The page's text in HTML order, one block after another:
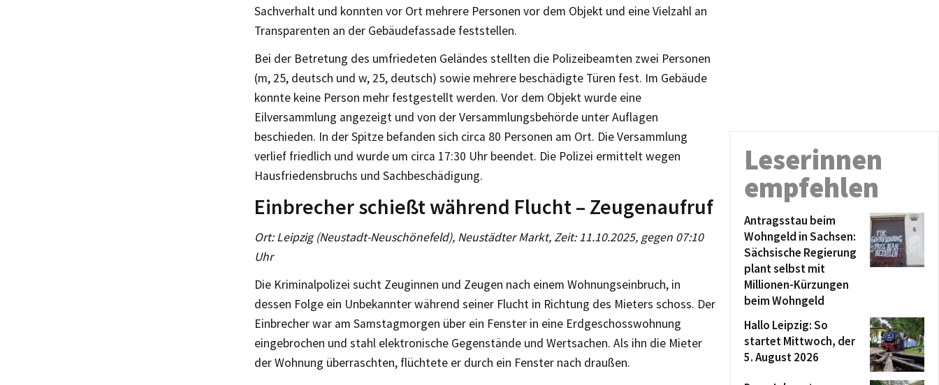
Sachverhalt und konnten vor Ort mehrere Personen vor dem Objekt und eine Vielzahl an
Transparenten an der Gebäudefassade feststellen.
Bei der Betretung des umfriedeten Geländes stellten die Polizeibeamten zwei Personen
(m, 25, deutsch und w, 25, deutsch) sowie mehrere beschädigte Türen fest. Im Gebäude
konnte keine Person mehr festgestellt werden. Vor dem Objekt wurde eine
Eilversammlung angezeigt und von der Versammlungsbehörde unter Auflagen
beschieden. In der Spitze befanden sich circa 80 Personen am Ort. Die Versammlung
verlief friedlich und wurde um circa 17:30 Uhr beendet. Die Polizei ermittelt wegen
Hausfriedensbruchs und Sachbeschädigung.
Einbrecher schießt während Flucht – Zeugenaufruf
Ort: Leipzig (Neustadt-Neuschönefeld), Neustädter Markt, Zeit: 11.10.2025, gegen 07:10
Uhr
Die Kriminalpolizei sucht Zeuginnen und Zeugen nach einem Wohnungseinbruch, in
dessen Folge ein Unbekannter während seiner Flucht in Richtung des Mieters schoss. Der
Einbrecher war am Samstagmorgen über ein Fenster in eine Erdgeschosswohnung
eingebrochen und stahl elektronische Gegenstände und Wertsachen. Als ihn die Mieter
der Wohnung überraschten, flüchtete er durch ein Fenster nach draußen.
Leserinnen
empfehlen
Antragsstau beim
Wohngeld in Sachsen:
Sächsische Regierung
plant selbst mit
Millionen-Kürzungen
beim Wohngeld
Hallo Leipzig: So
startet Mittwoch, der
5. August 2026